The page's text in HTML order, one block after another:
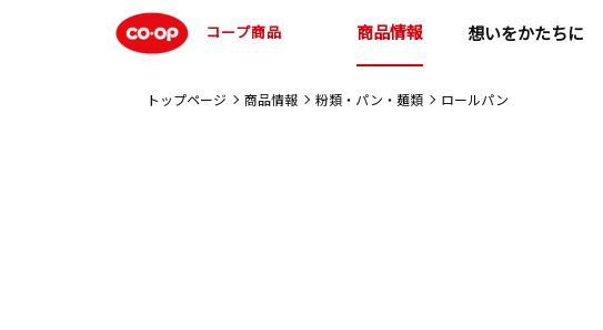
コープ商品 商品情報 想いをかたちに
トップページ 商品情報 粉類・パン・麺類 ロールパン